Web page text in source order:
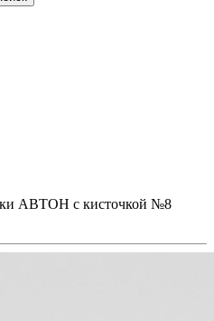
АВТОН с кисточкой №8